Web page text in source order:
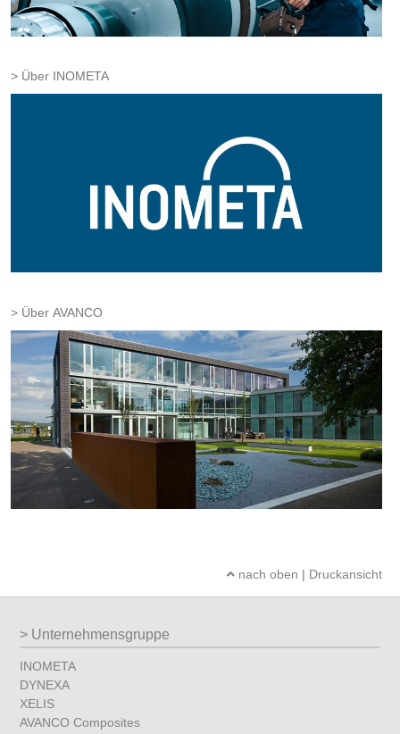
Über INOMETA
Über AVANCO
nach oben | Druckansicht
Unternehmensgruppe
INOMETA
DYNEXA
XELIS
AVANCO Composites